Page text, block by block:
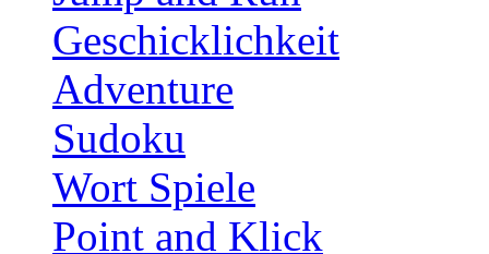
Geschicklichkeit
Adventure
Sudoku
Wort Spiele
Point and Klick